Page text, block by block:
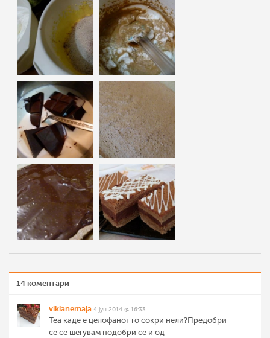
14 коментари
vikianemaja 4 јун 2014 @ 16:33
Теа каде е целофанот го сокри нели?Предобри
се се шегувам подобри се и од